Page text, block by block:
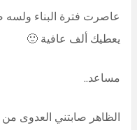
عاصرت فترة البناء
يعطيك ألف عافية 🙂
مساعد..
الظاهر صابتني العدوى من